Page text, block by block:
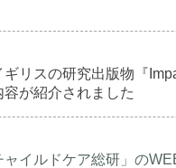
ギリスの研究出版物『
が紹介されました
ャイルドケア総研」の